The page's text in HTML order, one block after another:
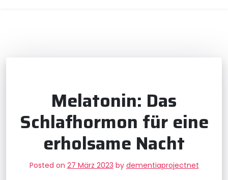
Melatonin: Das
Schlafhormon für eine
erholsame Nacht
Posted on 27 März 2023 by dementiaprojectnet